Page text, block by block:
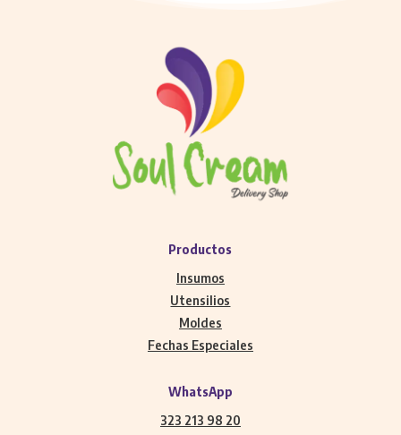
Productos
Insumos
Utensilios
Moldes
Fechas Especiales
WhatsApp
323 213 98 20